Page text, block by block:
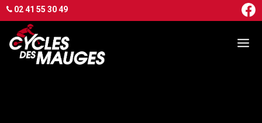
02 41 55 30 49